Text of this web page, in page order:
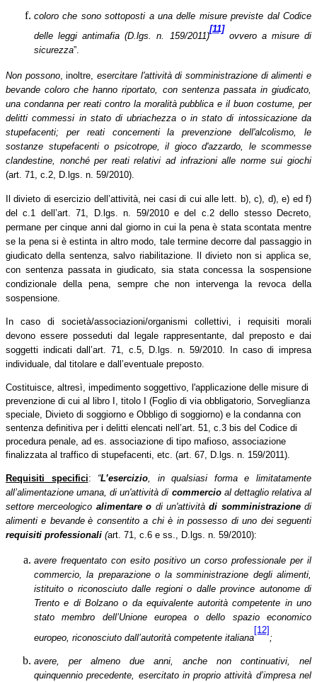
coloro che sono sottoposti a una delle misure previste dal Codice
delle leggi antimafia (D.lgs. n. 159/2011)
[11]
ovvero a misure di
sicurezza”.
Non possono, inoltre, esercitare l'attività di somministrazione di alimenti e
bevande coloro che hanno riportato, con sentenza passata in giudicato,
una condanna per reati contro la moralità pubblica e il buon costume, per
delitti commessi in stato di ubriachezza o in stato di intossicazione da
stupefacenti; per reati concernenti la prevenzione dell'alcolismo, le
sostanze stupefacenti o psicotrope, il gioco d'azzardo, le scommesse
clandestine, nonché per reati relativi ad infrazioni alle norme sui giochi
(art. 71, c.2, D.lgs. n. 59/2010).
Il divieto di esercizio dell’attività, nei casi di cui alle lett. b), c), d), e) ed f)
del c.1 dell’art. 71, D.lgs. n. 59/2010 e del c.2 dello stesso Decreto,
permane per cinque anni dal giorno in cui la pena è stata scontata mentre
se la pena si è estinta in altro modo, tale termine decorre dal passaggio in
giudicato della sentenza, salvo riabilitazione. Il divieto non si applica se,
con sentenza passata in giudicato, sia stata concessa la sospensione
condizionale della pena, sempre che non intervenga la revoca della
sospensione.
In caso di società/associazioni/organismi collettivi, i requisiti morali
devono essere posseduti dal legale rappresentante, dal preposto e dai
soggetti indicati dall’art. 71, c.5, D.lgs. n. 59/2010. In caso di impresa
individuale, dal titolare e dall’eventuale preposto.
Costituisce, altresì, impedimento soggettivo, l'applicazione delle misure di
prevenzione di cui al libro I, titolo I (Foglio di via obbligatorio, Sorveglianza
speciale, Divieto di soggiorno e Obbligo di soggiorno) e la condanna con
sentenza definitiva per i delitti elencati nell’art. 51, c.3 bis del Codice di
procedura penale, ad es. associazione di tipo mafioso, associazione
finalizzata al traffico di stupefacenti, etc. (art. 67, D.lgs. n. 159/2011).
Requisiti specifici: “L’esercizio , in qualsiasi forma e limitatamente
all’alimentazione umana, di un'attività di commercio al dettaglio relativa al
settore merceologico alimentare o di un'attivitàdi somministrazionedi
alimenti e bevande è consentito a chi è in possesso di uno dei seguenti
requisiti professionali (art. 71, c.6 e ss., D.lgs. n. 59/2010):
avere frequentato con esito positivo un corso professionale per il
commercio, la preparazione o la somministrazione degli alimenti,
istituito o riconosciuto dalle regioni o dalle province autonome di
Trento e di Bolzano o da equivalente autorità competente in uno
stato membro dell’Unione europea o dello spazio economico
europeo, riconosciuto dall’autorità competente italiana
[12]
;
avere, per almeno due anni, anche non continuativi, nel
quinquennio precedente, esercitato in proprio attività d’impresa nel